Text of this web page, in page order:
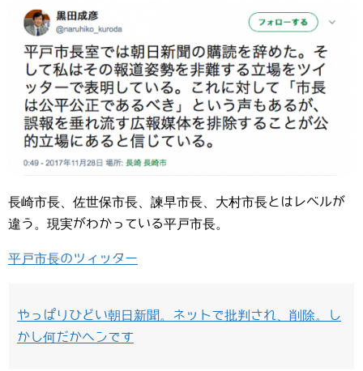
長崎市長、佐世保市長、諫早市長、大村市長とはレベルが
違う。現実がわかっている平戸市長。
平戸市長のツィッター
やっぱりひどい朝日新聞。ネットで批判され、削除。し
かし何だかヘンです